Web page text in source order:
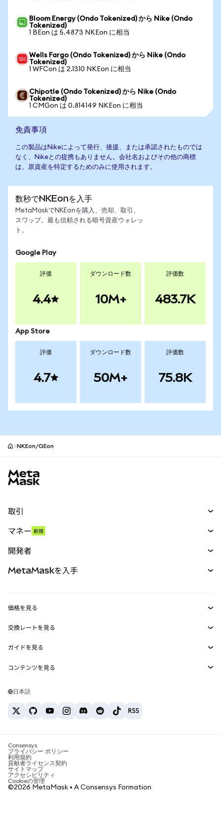
Bloom Energy (Ondo Tokenized) から Nike (Ondo
Tokenized)
1 BEon は 5.4873 NKEon に相当
Wells Fargo (Ondo Tokenized) から Nike (Ondo
Tokenized)
1 WFCon は 2.1310 NKEon に相当
Chipotle (Ondo Tokenized) から Nike (Ondo
Tokenized)
1 CMGon は 0.814149 NKEon に相当
免責事項
この製品はNikeによって発行、後援、または承認されたものでは
なく、Nikeとの提携もありません。会社名およびその他の商標
は、原資産を特定するためのみに使用されます。
数秒でNKEonを入手
MetaMaskでNKEonを購入、売却、取引、
スワップ。最も信頼される暗号資産ウォレッ
ト。
Google Play
評価
4.4
ダウンロード数
10M+
評価数
483.7K
App Store
評価
4.7
ダウンロード数
50M+
評価数
75.8K
NKEon/GEon
取引
パーペチュアル
RWA
マネー 新規
開発者
MetaMask Connect
Snaps
Web3サービス
MetaMaskを入手
セキュリティ
サポート
キャリア
お問い合わせ
価格を見る
イーサリアムの価格
Solanaの価格
Tetherの価格
交換レートを見る
ETH→USD
USDT→INR
BTC→INR
ETH→USDT
ガイドを見る
ETHの購入
USDTの購入
SHIBの購入
BNBの購入
コンテンツを見る
Solanaウォレット
税制関連ニュース
暗号資産の購入方法は？
ビットコインを売るには？
日本語
Consensys
プライバシー ポリシー
利用規約
貢献者ライセンス契約
サイトマップ
アクセシビリティ
Cookieの管理
©2026 MetaMask • A Consensys Formation